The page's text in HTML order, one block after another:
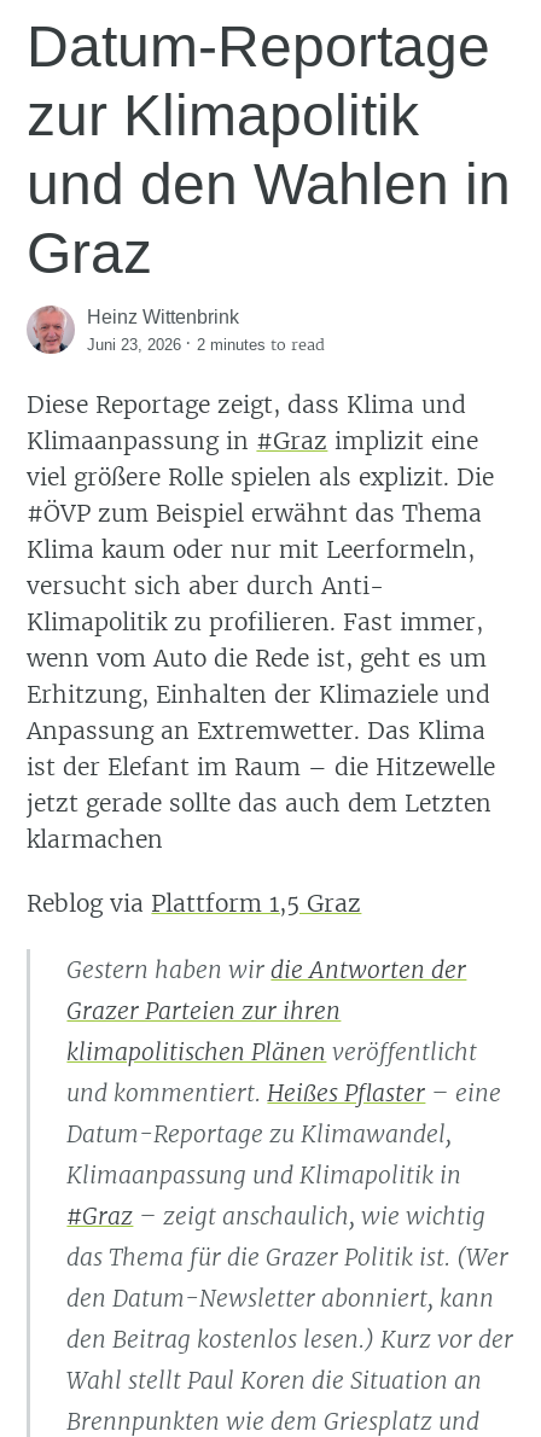
Datum-Reportage
zur Klimapolitik
und den Wahlen in
Graz
Heinz Wittenbrink
Juni 23, 2026 · 2 minutes to read
Diese Reportage zeigt, dass Klima und
Klimaanpassung in #Graz implizit eine
viel größere Rolle spielen als explizit. Die
#ÖVP zum Beispiel erwähnt das Thema
Klima kaum oder nur mit Leerformeln,
versucht sich aber durch Anti-
Klimapolitik zu profilieren. Fast immer,
wenn vom Auto die Rede ist, geht es um
Erhitzung, Einhalten der Klimaziele und
Anpassung an Extremwetter. Das Klima
ist der Elefant im Raum – die Hitzewelle
jetzt gerade sollte das auch dem Letzten
klarmachen
Reblog via Plattform 1,5 Graz
Gestern haben wirdie Antworten der
Grazer Parteien zur ihren
klimapolitischen Plänen veröffentlicht
und kommentiert.Heißes Pflaster – eine
Datum-Reportage zu Klimawandel,
Klimaanpassung und Klimapolitik in
#Graz – zeigt anschaulich, wie wichtig
das Thema für die Grazer Politik ist. (Wer
den Datum-Newsletter abonniert, kann
den Beitrag kostenlos lesen.) Kurz vor der
Wahl stellt Paul Koren die Situation an
Brennpunkten wie dem Griesplatz und